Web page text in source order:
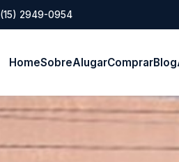
(15) 2949-0954
HomeSobreAlugarComprarBlog